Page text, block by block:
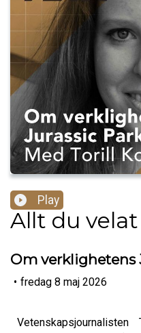
Play
Allt du
Om verklighetens
• fredag 8 maj 2026